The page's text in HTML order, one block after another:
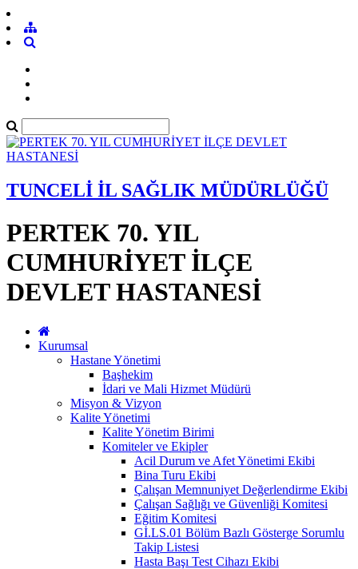
TUNCELİ İL SAĞLIK MÜDÜRLÜĞÜ
PERTEK 70. YIL
CUMHURİYET İLÇE
DEVLET HASTANESİ
Kurumsal
Hastane Yönetimi
Başhekim
İdari ve Mali Hizmet Müdürü
Misyon & Vizyon
Kalite Yönetimi
Kalite Yönetim Birimi
Komiteler ve Ekipler
Acil Durum ve Afet Yönetimi Ekibi
Bina Turu Ekibi
Çalışan Memnuniyet Değerlendirme Ekibi
Çalışan Sağlığı ve Güvenliği Komitesi
Eğitim Komitesi
Gİ.LS.01 Bölüm Bazlı Gösterge Sorumlu
Takip Listesi
Hasta Başı Test Cihazı Ekibi